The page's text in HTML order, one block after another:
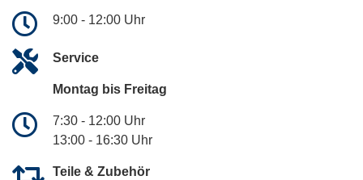
9:00 - 12:00 Uhr
Service
Montag bis Freitag
7:30 - 12:00 Uhr
13:00 - 16:30 Uhr
Teile & Zubehör